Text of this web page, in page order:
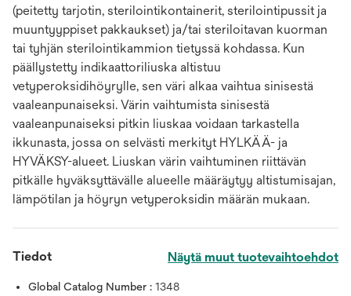
(peitetty tarjotin, sterilointikontainerit, sterilointipussit ja
muuntyyppiset pakkaukset) ja/tai steriloitavan kuorman
tai tyhjän sterilointikammion tietyssä kohdassa. Kun
päällystetty indikaattoriliuska altistuu
vetyperoksidihöyrylle, sen väri alkaa vaihtua sinisestä
vaaleanpunaiseksi. Värin vaihtumista sinisestä
vaaleanpunaiseksi pitkin liuskaa voidaan tarkastella
ikkunasta, jossa on selvästi merkityt HYLKÄÄ- ja
HYVÄKSY-alueet. Liuskan värin vaihtuminen riittävän
pitkälle hyväksyttävälle alueelle määräytyy altistumisajan,
lämpötilan ja höyryn vetyperoksidin määrän mukaan.
Tiedot Näytä muut tuotevaihtoehdot
Global Catalog Number : 1348